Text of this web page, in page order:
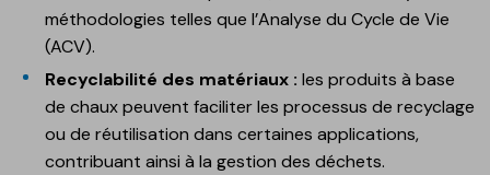
méthodologies telles que l’Analyse du Cycle de Vie
(ACV).
Recyclabilité des matériaux : les produits à base
de chaux peuvent faciliter les processus de recyclage
ou de réutilisation dans certaines applications,
contribuant ainsi à la gestion des déchets.